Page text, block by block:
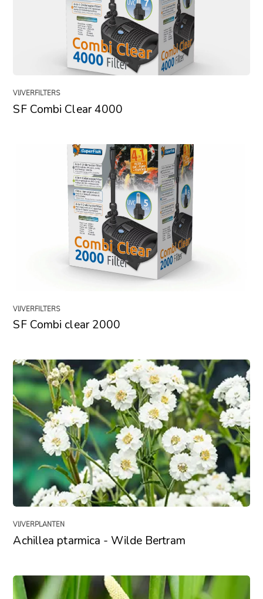
VIJVERFILTERS
SF Combi Clear 4000
VIJVERFILTERS
SF Combi clear 2000
VIJVERPLANTEN
Achillea ptarmica - Wilde Bertram